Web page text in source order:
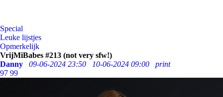
Special
Leuke lijstjes
Opmerkelijk
VrijMiBabes #213 (not very sfw!)
Danny
09-06-2024 23:50 10-06-2024 09:00
print
97 99